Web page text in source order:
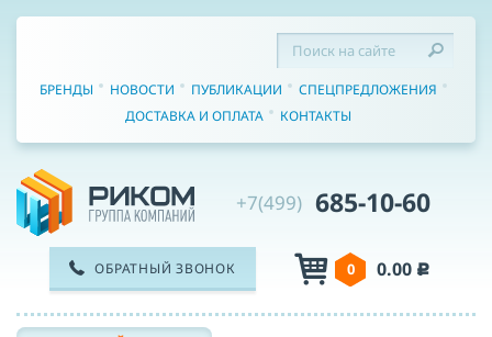
БРЕНДЫ НОВОСТИ ПУБЛИКАЦИИ
СПЕЦПРЕДЛОЖЕНИЯ
ДОСТАВКА И ОПЛАТА
КОНТАКТЫ
+7(499) 685-10-60
ОБРАТНЫЙ ЗВОНОК 0 0.00 c